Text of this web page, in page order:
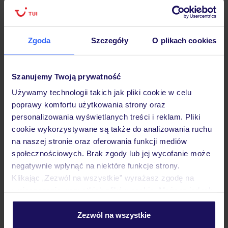
Zgoda Szczegóły O plikach cookies
Szanujemy Twoją prywatność
Używamy technologii takich jak pliki cookie w celu
poprawy komfortu użytkowania strony oraz
personalizowania wyświetlanych treści i reklam. Pliki
cookie wykorzystywane są także do analizowania ruchu
na naszej stronie oraz oferowania funkcji mediów
społecznościowych. Brak zgody lub jej wycofanie może
negatywnie wpłynąć na niektóre funkcje strony.
Klikając „Zezwól na wszystkie” wyrażasz zgodę na
personalizować swój wybór wchodząc w zakładkę
Zezwól na wszystkie
Hotel
Opinie
Pokoje
Wyżywienie